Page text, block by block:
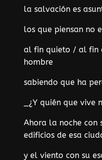
la salvación es
los que piensan no
al fin quieto / al fin
hombre
sabiendo que ha
_¿Y quién que vive
Ahora la noche con
edificios de esa
y el viento con su